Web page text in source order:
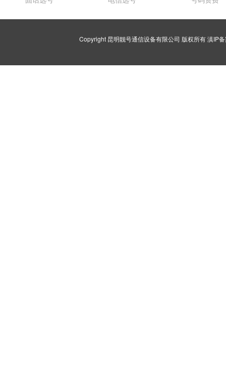
Copyright 昆明靓号通信设备有限公司 版权所有滇IP